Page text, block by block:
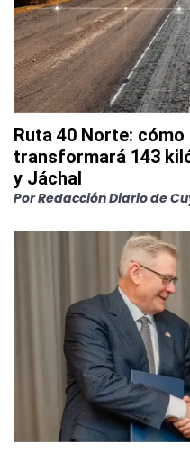
Ruta 40 Norte:
transformará 143
y Jáchal
PorRedacción Diario de